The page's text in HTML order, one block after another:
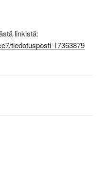
linkistä:
tiedotusposti-17363879